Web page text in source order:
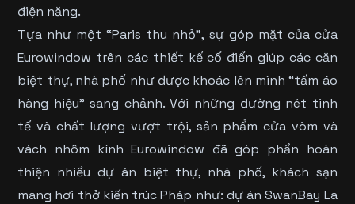
điện năng.
Tựa như một “Paris thu nhỏ”, sự góp mặt của cửa
Eurowindow trên các thiết kế cổ điển giúp các căn
biệt thự, nhà phố như được khoác lên mình “tấm áo
hàng hiệu” sang chảnh. Với những đường nét tinh
tế và chất lượng vượt trội, sản phẩm cửa vòm và
vách nhôm kính Eurowindow đã góp phần hoàn
thiện nhiều dự án biệt thự, nhà phố, khách sạn
mang hơi thở kiến trúc Pháp như: dự án SwanBay La